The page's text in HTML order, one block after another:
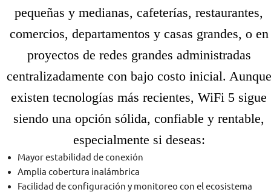
pequeñas y medianas, cafeterías, restaurantes,
comercios, departamentos y casas grandes, o en
proyectos de redes grandes administradas
centralizadamente con bajo costo inicial. Aunque
existen tecnologías más recientes, WiFi 5 sigue
siendo una opción sólida, confiable y rentable,
especialmente si deseas:
Mayor estabilidad de conexión
Amplia cobertura inalámbrica
Facilidad de configuración y monitoreo con el ecosistema